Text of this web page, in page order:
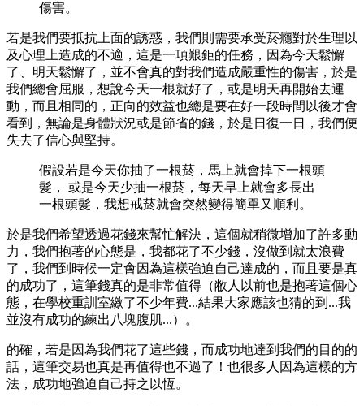
傷害。
若是我們要抵抗上面的誘惑，我們則需要承受菸癮對於生理以
及心理上造成的不適，這是一項艱鉅的任務，因為今天鬆懈
了、明天鬆懈了，並不會真的對我們造成嚴重性的傷害，於是
我們總會屈服，想說今天一根就好了，或是明天再開始去運
動，而且相同的，正向的效益也總是要在好一段時間以後才會
看到，無論是身體狀況或是節省的錢，於是日復一日，我們便
失去了信心與堅持。
假設若是今天你抽了一根菸，馬上就會掉下一根頭
髮， 或是今天少抽一根菸，每天早上就會多長出
一根頭髮，我想戒菸就會突然變得簡單又順利。
於是我們希望透過花錢來幫忙解決，這個就稍微增加了許多動
力，我們抱著的心態是，我都花了不少錢，沒做到就太浪費
了，我們到時候一定會因為這樣強迫自己達成的，而且要是真
的成功了，這筆錢真的是非常值得（敝人以前也是抱著這個心
態，在學校重訓室繳了不少年費...結果大家應該也猜的到...我
並沒有成功的練出八塊腹肌...）。
的確，若是因為我們花了這些錢，而成功地達到我們的目的的
話，這筆交易也真是再值得也不過了！也很多人因為這樣的方
法，成功地強迫自己持之以恆。